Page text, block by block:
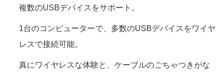
複数のUSBデバイスをサポート。
1台のコンピューターで、多数のUSBデバイスをワイヤ
レスで接続可能。
真にワイヤレスな体験と、ケーブルのごちゃつきがな